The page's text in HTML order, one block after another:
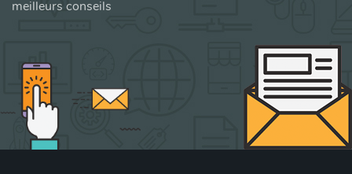
meilleurs conseils